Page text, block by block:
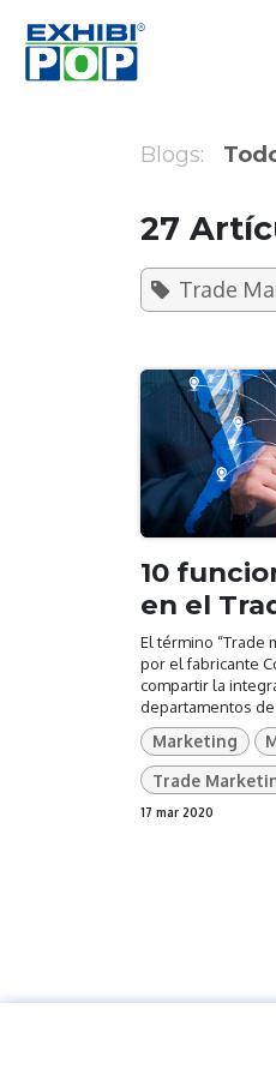
Blogs:
27
Trade
10
en el
El término “Trade
por el fabricante
compartir la
departamentos de
Marketing
Trade
17 mar 2020